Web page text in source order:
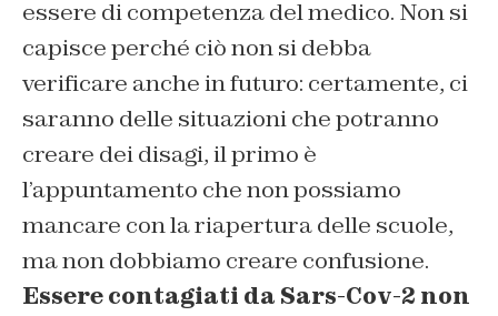
essere di competenza del medico. Non si
capisce perché ciò non si debba
verificare anche in futuro: certamente, ci
saranno delle situazioni che potranno
creare dei disagi, il primo è
l’appuntamento che non possiamo
mancare con la riapertura delle scuole,
ma non dobbiamo creare confusione.
Essere contagiati da Sars-Cov-2 non